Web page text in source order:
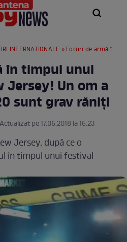
INTERNATIONALE » Focuri de armă în timpul unui festival, în New Jersey! Un om a murit, iar alți 20 sunt grav răniți
în timpul unui
Jersey! Un om a
sunt grav răniți
pe 17.06.2018 la 16:23
Jersey, după ce o
în timpul unui festival